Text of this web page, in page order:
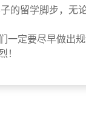
的留学脚步，无
一定要尽早做出